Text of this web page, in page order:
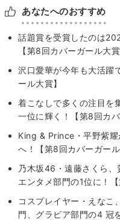
あなたへのおすすめ
話題賞を受賞したのは
【第8回カバーガール大賞
沢口愛華が今年も大活躍
ール大賞】
着こなしで多くの注目を
一位に輝く！【第8回カバ
King & Prince・平野紫耀
へ！【第8回カバーガール
乃木坂46・遠藤さくら
エンタメ部門の1位に！
コスプレイヤー・えなこ
門、グラビア部門の4 冠